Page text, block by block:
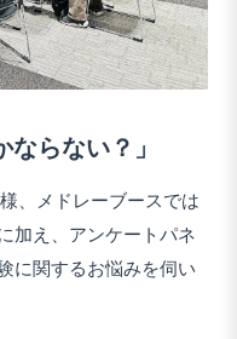
らない？」
、メドレーブースでは
加え、アンケートパネ
に関するお悩みを伺い